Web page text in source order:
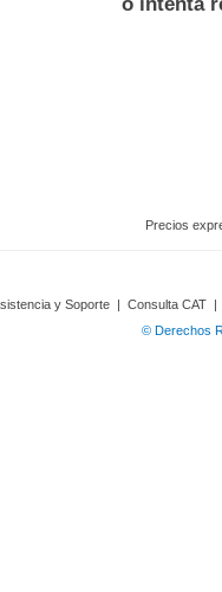
Precios
y Soporte | Consulta CAT |
© Derechos